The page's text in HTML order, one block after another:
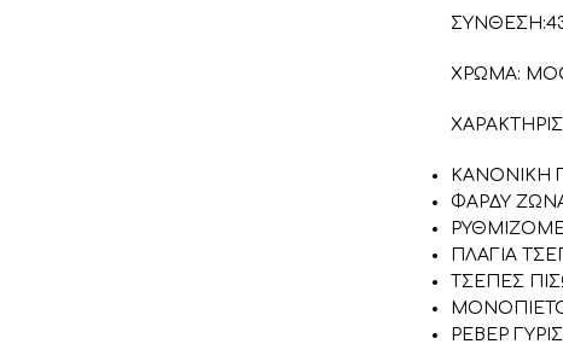
ΧΡΩΜΑ:
ΚΑΝΟΝΙΚΗ
ΦΑΡΔΥ
ΠΛΑΓΙΑ
ΤΣΕΠΕΣ
ΡΕΒΕΡ